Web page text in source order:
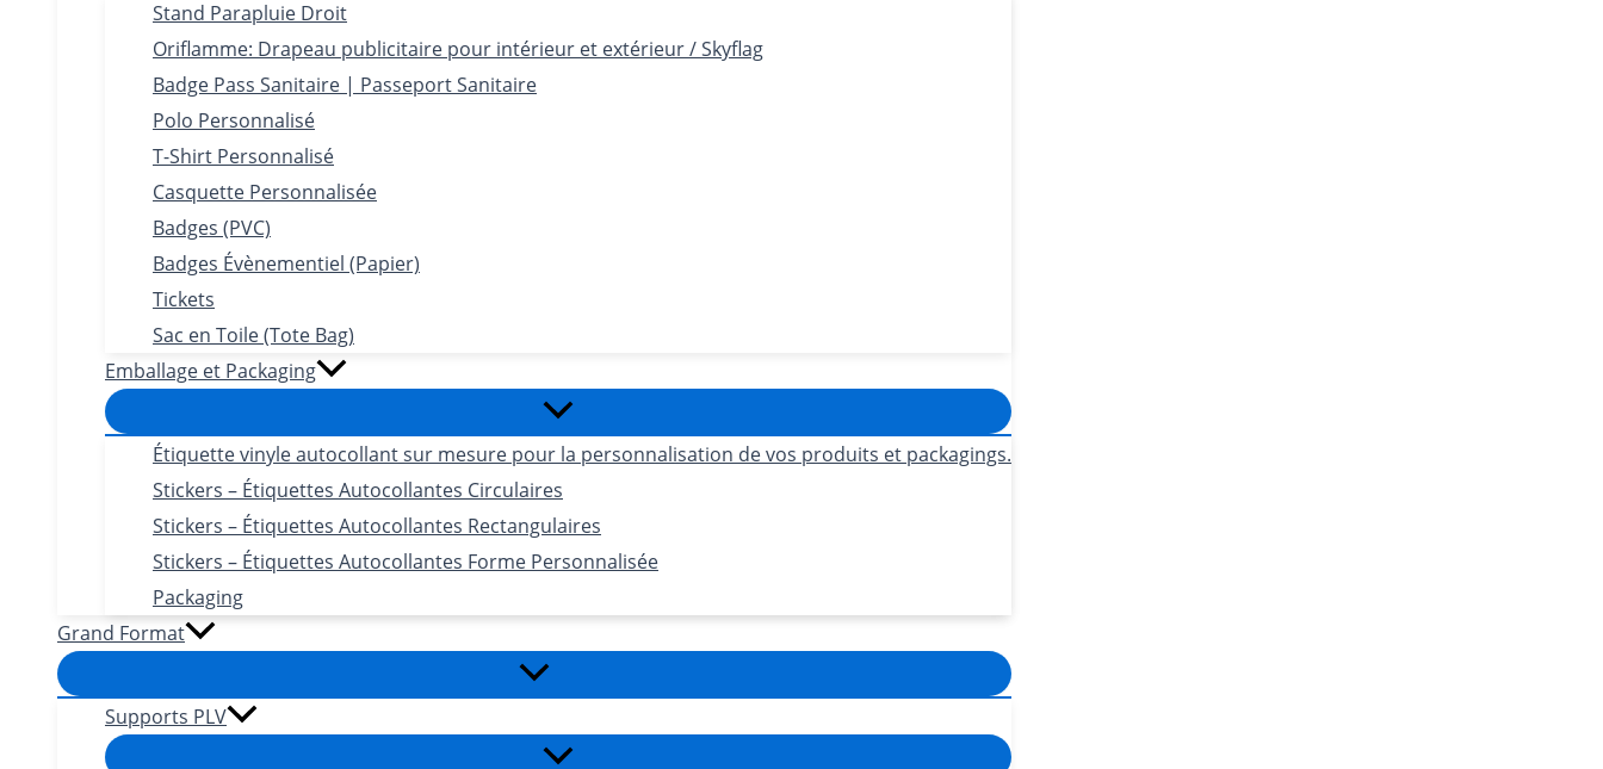
Stand Parapluie Droit
Oriflamme: Drapeau publicitaire pour intérieur et extérieur / Skyflag
Badge Pass Sanitaire | Passeport Sanitaire
Polo Personnalisé
T-Shirt Personnalisé
Casquette Personnalisée
Badges (PVC)
Badges Évènementiel (Papier)
Tickets
Sac en Toile (Tote Bag)
Emballage et Packaging
Étiquette vinyle autocollant sur mesure pour la personnalisation de vos produits et packagings.
Stickers – Étiquettes Autocollantes Circulaires
Stickers – Étiquettes Autocollantes Rectangulaires
Stickers – Étiquettes Autocollantes Forme Personnalisée
Packaging
Grand Format
Supports PLV